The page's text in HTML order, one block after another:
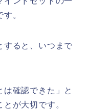
。
すると、いつまで
は確認できた」と
が大切です。